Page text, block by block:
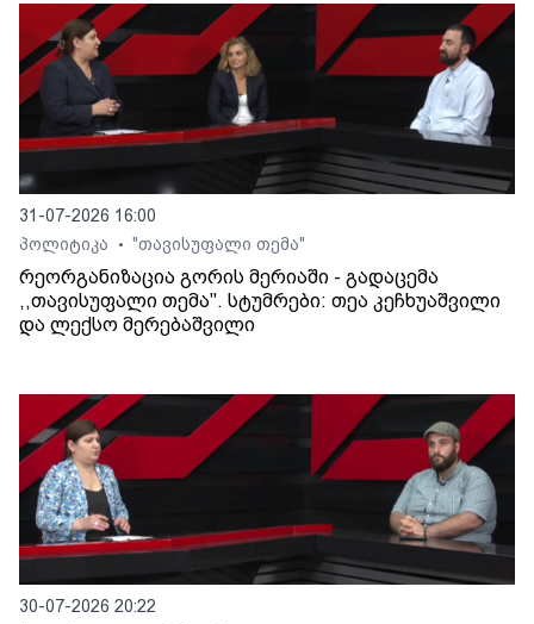
31-07-2026 16:00
პოლიტიკა
• "თავისუფალი თემა"
რეორგანიზაცია გორის მერიაში - გადაცემა
,,თავისუფალი თემა". სტუმრები: თეა კეჩხუაშვილი
და ლექსო მერებაშვილი
30-07-2026 20:22